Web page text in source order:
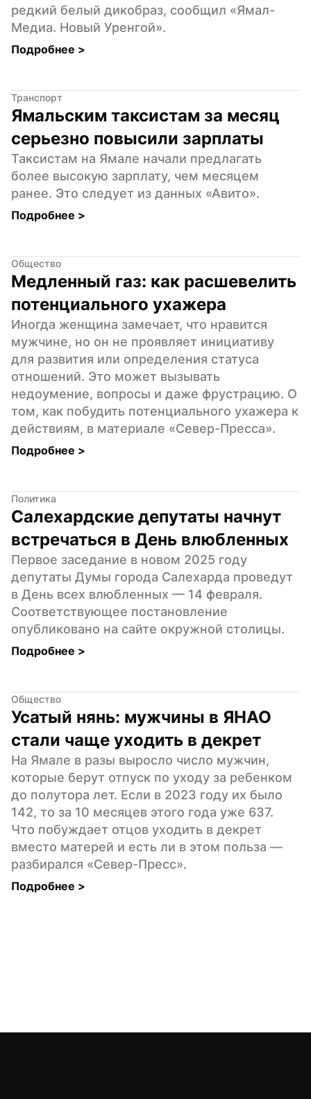
редкий белый дикобраз, сообщил «Ямал-
Медиа. Новый Уренгой».
Подробнее >
Транспорт
Ямальским таксистам за месяц
серьезно повысили зарплаты
Таксистам на Ямале начали предлагать
более высокую зарплату, чем месяцем
ранее. Это следует из данных «Авито».
Подробнее >
Общество
Медленный газ: как расшевелить
потенциального ухажера
Иногда женщина замечает, что нравится
мужчине, но он не проявляет инициативу
для развития или определения статуса
отношений. Это может вызывать
недоумение, вопросы и даже фрустрацию. О
том, как побудить потенциального ухажера к
действиям, в материале «Север-Пресса».
Подробнее >
Политика
Салехардские депутаты начнут
встречаться в День влюбленных
Первое заседание в новом 2025 году
депутаты Думы города Салехарда проведут
в День всех влюбленных — 14 февраля.
Соответствующее постановление
опубликовано на сайте окружной столицы.
Подробнее >
Общество
Усатый нянь: мужчины в ЯНАО
стали чаще уходить в декрет
На Ямале в разы выросло число мужчин,
которые берут отпуск по уходу за ребенком
до полутора лет. Если в 2023 году их было
142, то за 10 месяцев этого года уже 637.
Что побуждает отцов уходить в декрет
вместо матерей и есть ли в этом польза —
разбирался «Север-Пресс».
Подробнее >